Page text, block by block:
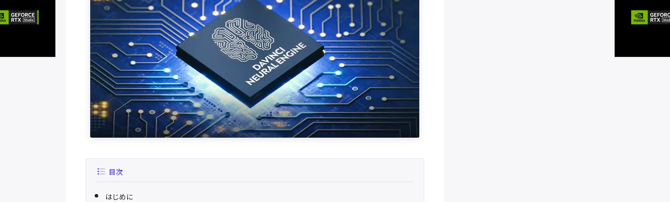
目次
はじめに